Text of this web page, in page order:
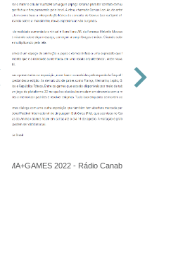
ANIMA+GAMES 2022 - Rádio Canabrava